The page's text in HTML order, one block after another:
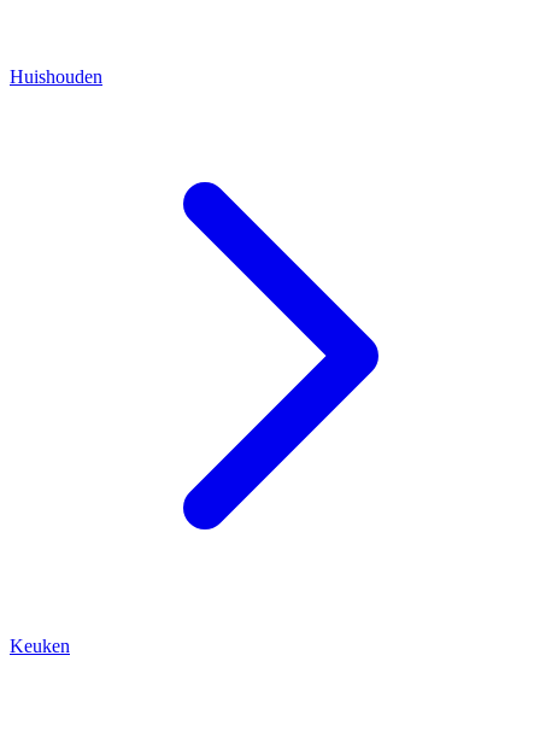
Huishouden
Keuken